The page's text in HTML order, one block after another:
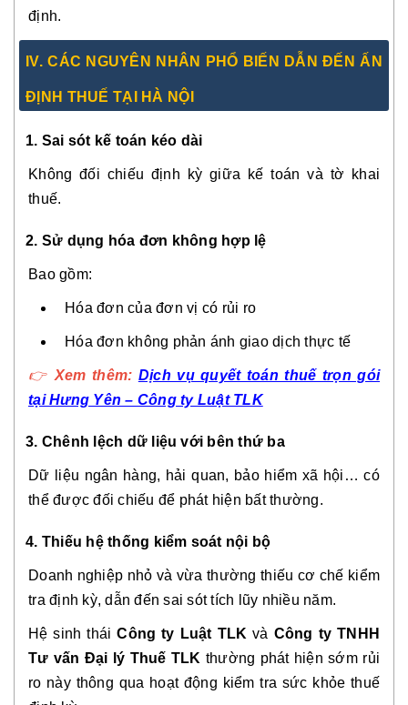
định.
IV. CÁC NGUYÊN NHÂN PHỔ BIẾN DẪN ĐẾN ẤN
ĐỊNH THUẾ TẠI HÀ NỘI
1. Sai sót kế toán kéo dài
Không đối chiếu định kỳ giữa kế toán và tờ khai
thuế.
2. Sử dụng hóa đơn không hợp lệ
Bao gồm:
Hóa đơn của đơn vị có rủi ro
Hóa đơn không phản ánh giao dịch thực tế
👉 Xem thêm: Dịch vụ quyết toán thuế trọn gói
tại Hưng Yên – Công ty Luật TLK
3. Chênh lệch dữ liệu với bên thứ ba
Dữ liệu ngân hàng, hải quan, bảo hiểm xã hội… có
thể được đối chiếu để phát hiện bất thường.
4. Thiếu hệ thống kiểm soát nội bộ
Doanh nghiệp nhỏ và vừa thường thiếu cơ chế kiểm
tra định kỳ, dẫn đến sai sót tích lũy nhiều năm.
Hệ sinh tháiCông ty Luật TLK và Công ty TNHH
Tư vấn Đại lý Thuế TLK thường phát hiện sớm rủi
ro này thông qua hoạt động kiểm tra sức khỏe thuế